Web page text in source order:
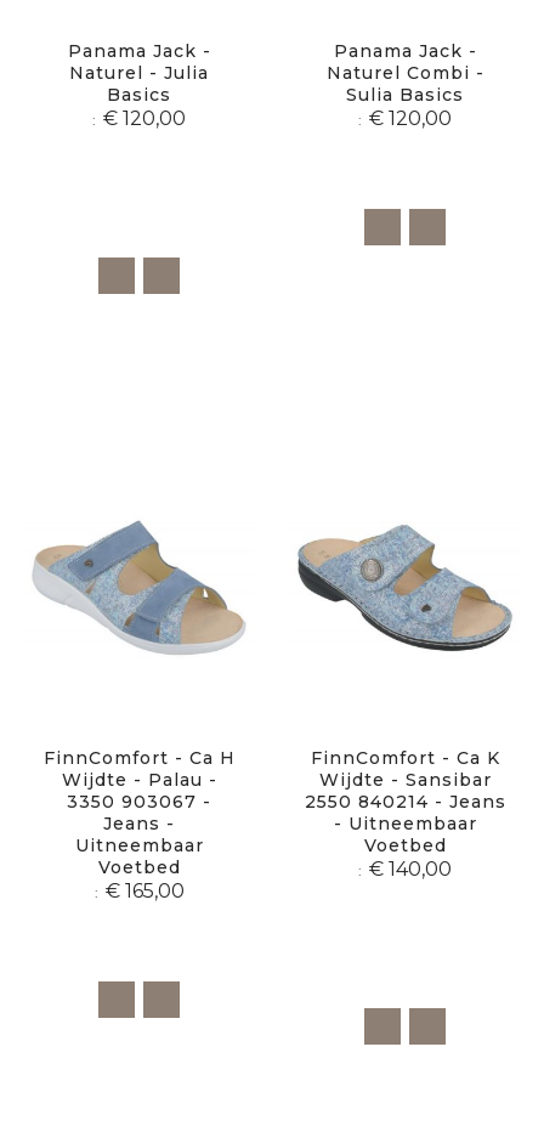
Panama Jack -
Naturel - Julia
Basics
€ 120,00
Panama Jack -
Naturel Combi -
Sulia Basics
€ 120,00
FinnComfort - Ca H
Wijdte - Palau -
3350 903067 -
Jeans -
Uitneembaar
Voetbed
€ 165,00
FinnComfort - Ca K
Wijdte - Sansibar
2550 840214 - Jeans
- Uitneembaar
Voetbed
€ 140,00